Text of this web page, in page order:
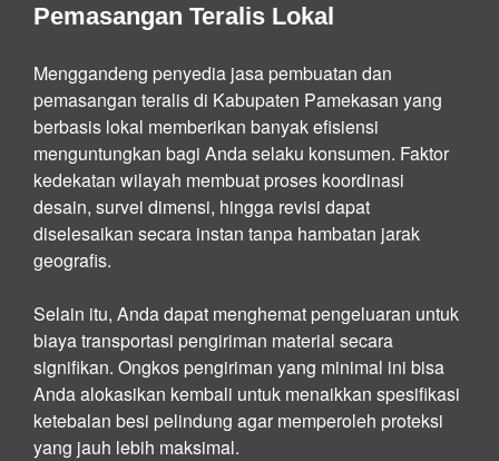
Pemasangan Teralis Lokal
Menggandeng penyedia jasa pembuatan dan
pemasangan teralis di Kabupaten Pamekasan yang
berbasis lokal memberikan banyak efisiensi
menguntungkan bagi Anda selaku konsumen. Faktor
kedekatan wilayah membuat proses koordinasi
desain, survei dimensi, hingga revisi dapat
diselesaikan secara instan tanpa hambatan jarak
geografis.
Selain itu, Anda dapat menghemat pengeluaran untuk
biaya transportasi pengiriman material secara
signifikan. Ongkos pengiriman yang minimal ini bisa
Anda alokasikan kembali untuk menaikkan spesifikasi
ketebalan besi pelindung agar memperoleh proteksi
yang jauh lebih maksimal.